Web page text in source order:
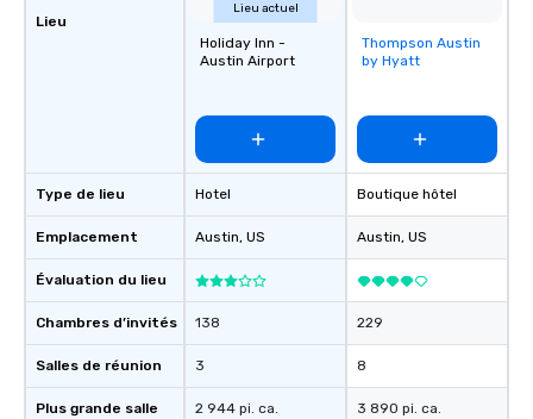
Lieu
Type de lieu
Emplacement
Évaluation du lieu
Chambres d’invités
Salles de réunion
Plus grande salle
Lieu actuel
Holiday Inn -
Austin Airport
Hotel
Austin, US
138
3
2 944 pi. ca.
Removed from
favorites
Thompson Austin
by Hyatt
Boutique hôtel
Austin, US
229
8
3 890 pi. ca.